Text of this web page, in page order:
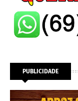
PUBLICIDADE